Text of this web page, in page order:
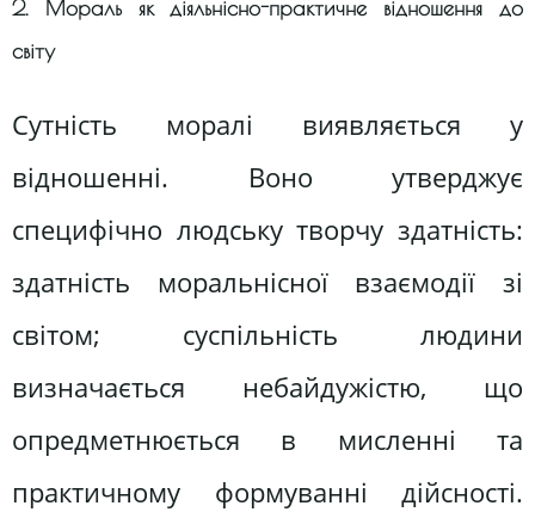
2. Мораль як діяльнісно-практичне відношення до
світу
Сутність моралі виявляється у
відношенні. Воно утверджує
специфічно людську творчу здатність:
здатність моральнісної взаємодії зі
світом; суспільність людини
визначається небайдужістю, що
опредметнюється в мисленні та
практичному формуванні дійсності.